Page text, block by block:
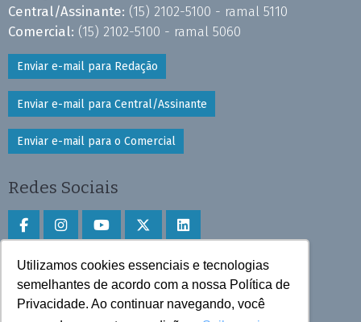
Utilizamos cookies essenciais e tecnologias
semelhantes de acordo com a nossa Política de
Privacidade. Ao continuar navegando, você
Central/Assinante: (15) 2102-5100 - ramal 5110
Comercial: (15) 2102-5100 - ramal 5060
Enviar e-mail para Redação
Enviar e-mail para Central/Assinante
Enviar e-mail para o Comercial
Redes Sociais
Faça download do aplicativo
Play Store e App Store